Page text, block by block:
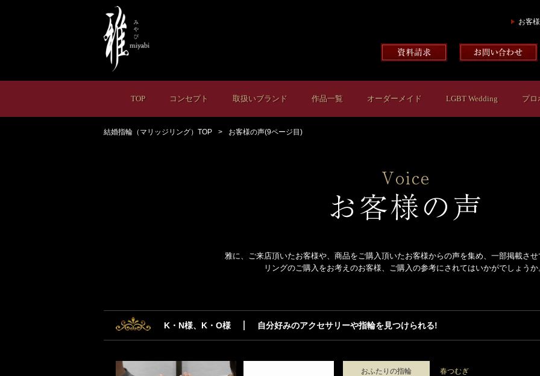
お客
TOP コンセプト 取扱いブランド 作品一覧 オーダーメイド LGBT Wedding プロ
結婚指輪（マリッジリング）TOP お客様の声(9ページ目)
雅に、ご来店頂いたお客様や、商品をご購入頂いたお客様からの声を集め、一部掲載さ
リングのご購入をお考えのお客様、ご購入の参考にされてはいかがでしょうか
K・N様、K・O様 自分好みのアクセサリーや指輪を見つけられる!
おふたりの指輪 春つむぎ